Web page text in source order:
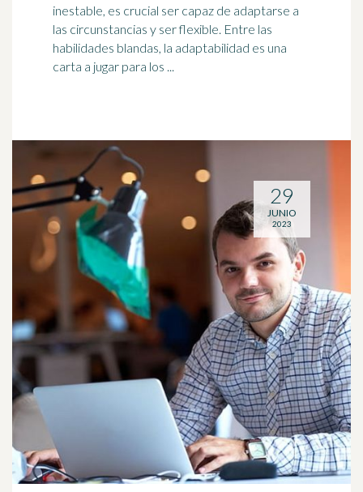
inestable, es crucial ser capaz de adaptarse a
las circunstancias y ser flexible. Entre las
habilidades blandas, la adaptabilidad es una
carta a jugar para los ...
29
JUNIO
2023